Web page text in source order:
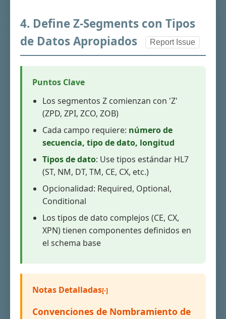
4. Define Z-Segments con Tipos
de Datos Apropiados
Report Issue
Puntos Clave
Los segmentos Z comienzan con 'Z'
(ZPD, ZPI, ZCO, ZOB)
Cada campo requiere: número de
secuencia, tipo de dato, longitud
Tipos de dato: Use tipos estándar HL7
(ST, NM, DT, TM, CE, CX, etc.)
Opcionalidad: Required, Optional,
Conditional
Los tipos de dato complejos (CE, CX,
XPN) tienen componentes definidos en
el schema base
Notas Detalladas
Convenciones de Nombramiento de